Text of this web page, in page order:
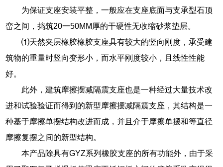
为保证支座安装平整，一般应在支座底面与支承型石顶
峦之间，捣筑20一50MM厚的干硬性无收缩砂浆垫层。
⑴天然夹层橡胶橡胶支座具有较大的竖向刚度，承受建
筑物的重量时竖向变形小，而水平刚度较小，且线性性能
好。
此外，建筑摩擦摆减隔震支座也是一种经过大量技术改
进和试验验证而得到的新型摩擦摆减隔震支座，其结构是一
种基于摩擦单摆结构改进而成，并且介于摩擦单摆和等直径
摩擦复摆之间的新型结构。
本产品除具有GYZ系列橡胶支座的所有功能外，由于采